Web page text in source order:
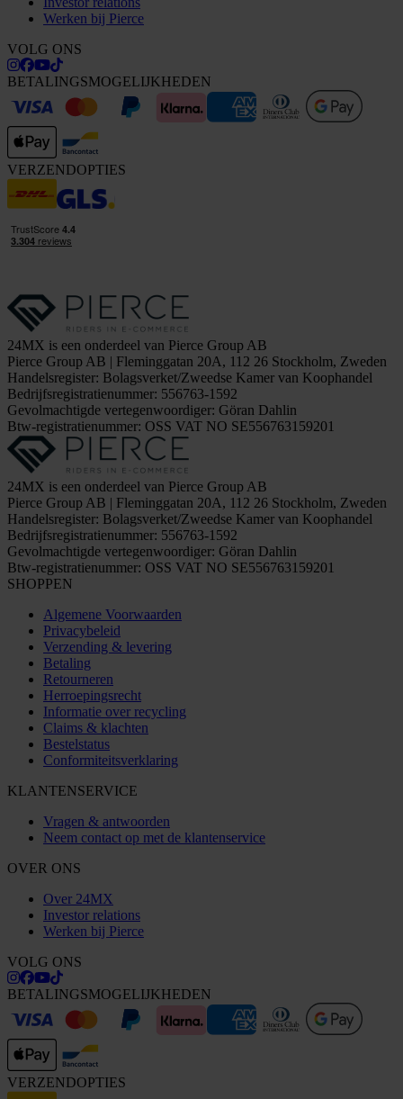
Werken bij Pierce
VOLG ONS
BETALINGSMOGELIJKHEDEN
VERZENDOPTIES
24MX is een onderdeel van Pierce Group AB
Pierce Group AB | Fleminggatan 20A, 112 26 Stockholm, Zweden
Handelsregister: Bolagsverket/Zweedse Kamer van Koophandel
Bedrijfsregistratienummer: 556763-1592
Gevolmachtigde vertegenwoordiger: Göran Dahlin
Btw-registratienummer: OSS VAT NO SE556763159201
24MX is een onderdeel van Pierce Group AB
Pierce Group AB | Fleminggatan 20A, 112 26 Stockholm, Zweden
Handelsregister: Bolagsverket/Zweedse Kamer van Koophandel
Bedrijfsregistratienummer: 556763-1592
Gevolmachtigde vertegenwoordiger: Göran Dahlin
Btw-registratienummer: OSS VAT NO SE556763159201
SHOPPEN
Algemene Voorwaarden
Privacybeleid
Verzending & levering
Betaling
Retourneren
Herroepingsrecht
Informatie over recycling
Claims & klachten
Bestelstatus
Conformiteitsverklaring
KLANTENSERVICE
Vragen & antwoorden
Neem contact op met de klantenservice
OVER ONS
Over 24MX
Investor relations
Werken bij Pierce
VOLG ONS
BETALINGSMOGELIJKHEDEN
VERZENDOPTIES